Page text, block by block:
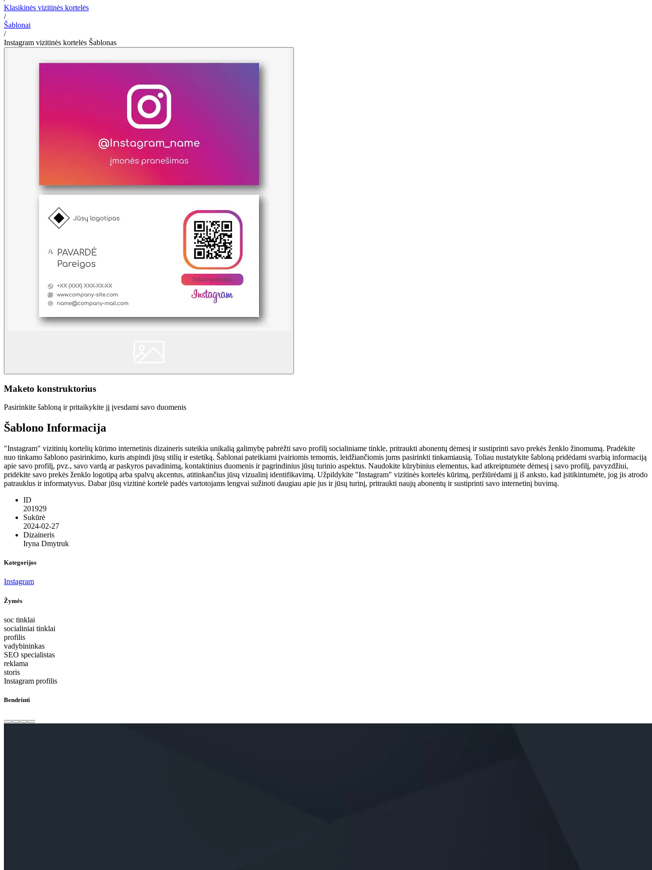
Klasikinės vizitinės kortelės
/
Šablonai
/
Instagram vizitinės kortelės Šablonas
Maketo konstruktorius
Pasirinkite šabloną ir pritaikykite jį įvesdami savo duomenis
Šablono Informacija
"Instagram" vizitinių kortelių kūrimo internetinis dizaineris suteikia unikalią galimybę pabrėžti savo profilį socialiniame tinkle, pritraukti abonentų dėmesį ir sustiprinti savo prekės ženklo žinomumą. Pradėkite
nuo tinkamo šablono pasirinkimo, kuris atspindi jūsų stilių ir estetiką. Šablonai pateikiami įvairiomis temomis, leidžiančiomis jums pasirinkti tinkamiausią. Toliau nustatykite šabloną pridėdami svarbią informaciją
apie savo profilį, pvz., savo vardą ar paskyros pavadinimą, kontaktinius duomenis ir pagrindinius jūsų turinio aspektus. Naudokite kūrybinius elementus, kad atkreiptumėte dėmesį į savo profilį, pavyzdžiui,
pridėkite savo prekės ženklo logotipą arba spalvų akcentus, atitinkančius jūsų vizualinį identifikavimą. Užpildykite "Instagram" vizitinės kortelės kūrimą, peržiūrėdami jį iš anksto, kad įsitikintumėte, jog jis atrodo
patrauklus ir informatyvus. Dabar jūsų vizitinė kortelė padės vartotojams lengvai sužinoti daugiau apie jus ir jūsų turinį, pritraukti naujų abonentų ir sustiprinti savo internetinį buvimą.
ID
201929
Sukūrė
2024-02-27
Dizaineris
Iryna Dmytruk
Kategorijos
Instagram
Žymės
soc tinklai
socialiniai tinklai
profilis
vadybininkas
SEO specialistas
reklama
storis
Instagram profilis
Bendrinti